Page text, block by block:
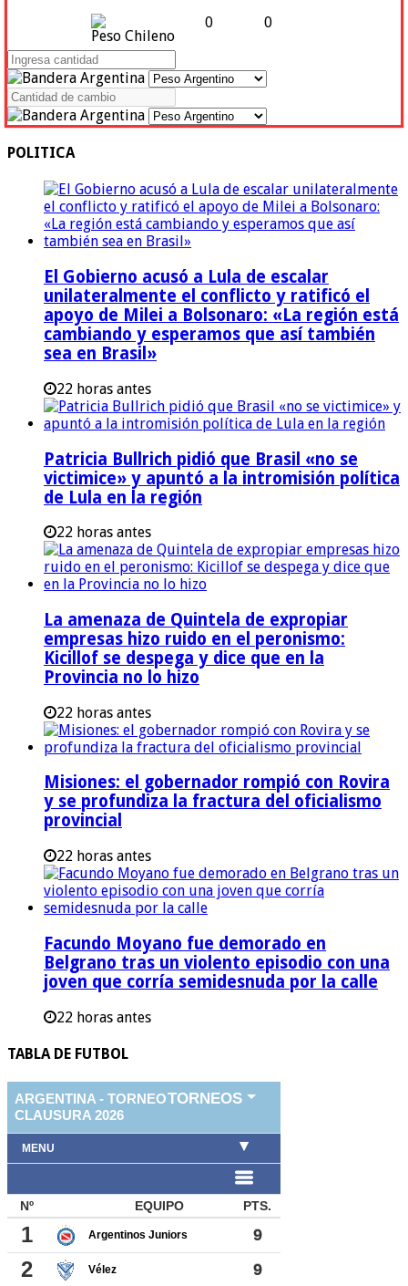
Peso Chileno
0 0
POLITICA
El Gobierno acusó a Lula de escalar
unilateralmente el conflicto y ratificó el
apoyo de Milei a Bolsonaro: «La región está
cambiando y esperamos que así también
sea en Brasil»
22 horas antes
Patricia Bullrich pidió que Brasil «no se
victimice» y apuntó a la intromisión política
de Lula en la región
22 horas antes
La amenaza de Quintela de expropiar
empresas hizo ruido en el peronismo:
Kicillof se despega y dice que en la
Provincia no lo hizo
22 horas antes
Misiones: el gobernador rompió con Rovira
y se profundiza la fractura del oficialismo
provincial
22 horas antes
Facundo Moyano fue demorado en
Belgrano tras un violento episodio con una
joven que corría semidesnuda por la calle
22 horas antes
TABLA DE FUTBOL